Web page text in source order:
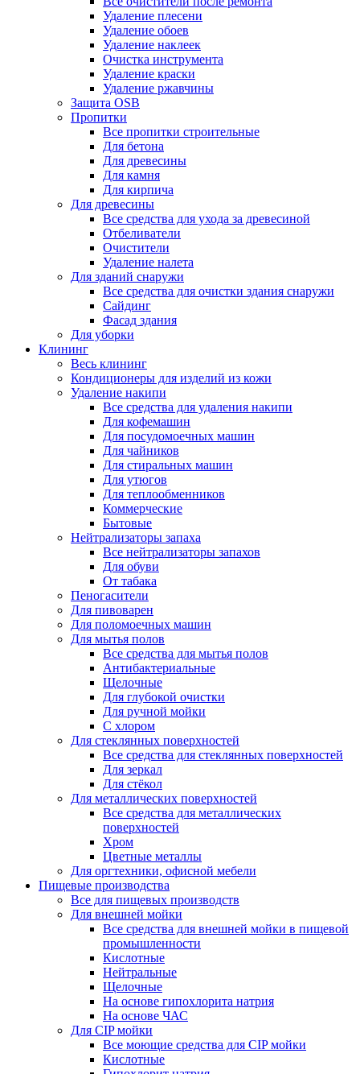
Удаление плесени
Удаление обоев
Удаление наклеек
Очистка инструмента
Удаление краски
Удаление ржавчины
Защита OSB
Пропитки
Все пропитки строительные
Для бетона
Для древесины
Для камня
Для кирпича
Для древесины
Все средства для ухода за древесиной
Отбеливатели
Очистители
Удаление налета
Для зданий снаружи
Все средства для очистки здания снаружи
Сайдинг
Фасад здания
Для уборки
Клининг
Весь клининг
Кондиционеры для изделий из кожи
Удаление накипи
Все средства для удаления накипи
Для кофемашин
Для посудомоечных машин
Для чайников
Для стиральных машин
Для утюгов
Для теплообменников
Коммерческие
Бытовые
Нейтрализаторы запаха
Все нейтрализаторы запахов
Для обуви
От табака
Пеногасители
Для пивоварен
Для поломоечных машин
Для мытья полов
Все средства для мытья полов
Антибактериальные
Щелочные
Для глубокой очистки
Для ручной мойки
С хлором
Для стеклянных поверхностей
Все средства для стеклянных поверхностей
Для зеркал
Для стёкол
Для металлических поверхностей
Все средства для металлических
поверхностей
Хром
Цветные металлы
Для оргтехники, офисной мебели
Пищевые производства
Все для пищевых производств
Для внешней мойки
Все средства для внешней мойки в пищевой
промышленности
Кислотные
Нейтральные
Щелочные
На основе гипохлорита натрия
На основе ЧАС
Для CIP мойки
Все моющие средства для CIP мойки
Кислотные